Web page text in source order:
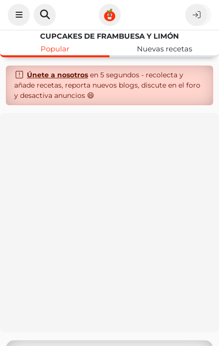
CUPCAKES DE FRAMBUESA Y LIMÓN
Popular
Nuevas recetas
Únete a nosotrosen 5 segundos - recolecta y
añade recetas, reporta nuevos blogs, discute en el foro
y desactiva anuncios 😄